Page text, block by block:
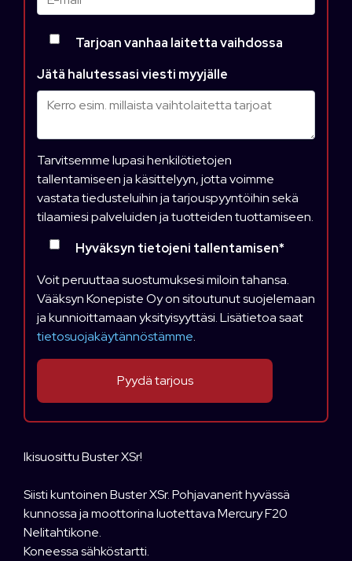
Tarjoan vanhaa laitetta vaihdossa
Jätä halutessasi viesti myyjälle
Tarvitsemme lupasi henkilötietojen
tallentamiseen ja käsittelyyn, jotta voimme
vastata tiedusteluihin ja tarjouspyyntöihin sekä
tilaamiesi palveluiden ja tuotteiden tuottamiseen.
Hyväksyn tietojeni tallentamisen*
Voit peruuttaa suostumuksesi miloin tahansa.
Vääksyn Konepiste Oy on sitoutunut suojelemaan
ja kunnioittamaan yksityisyyttäsi. Lisätietoa saat
tietosuojakäytännöstämme.
Ikisuosittu Buster XSr!
Siisti kuntoinen Buster XSr. Pohjavanerit hyvässä
kunnossa ja moottorina luotettava Mercury F20
Nelitahtikone.
Koneessa sähköstartti.